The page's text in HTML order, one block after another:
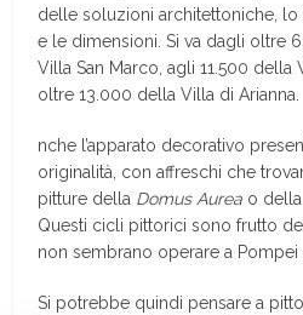
delle soluzioni architettoniche,
e le dimensioni. Si va dagli oltre
Villa San Marco, agli 11.500 della
oltre 13.000 della Villa di Arianna.
nche l’apparato decorativo
originalità, con affreschi che
pitture della Domus Aurea o della
Questi cicli pittorici sono frutto
non sembrano operare a Pompei
Si potrebbe quindi pensare a